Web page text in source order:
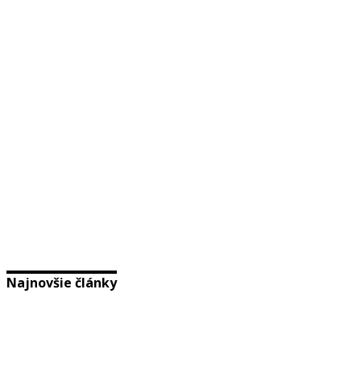
Najnovšie články